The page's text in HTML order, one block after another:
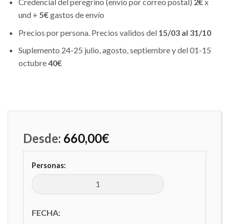
und + 5€gastos de envío
Precios por persona. Precios validos del 15/03 al 31/10
Suplemento 24-25 julio, agosto, septiembre y del 01-15
octubre40€
Desde: 660,00€
Personas:
FECHA: